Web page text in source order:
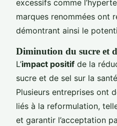
excessifs comme
marques renommées ont
démontrant ainsi le
Diminution du sucre et
L’impact positif de la
sucre et de sel sur la
Plusieurs entreprises ont
liés à la reformulation,
et garantir l’acceptation